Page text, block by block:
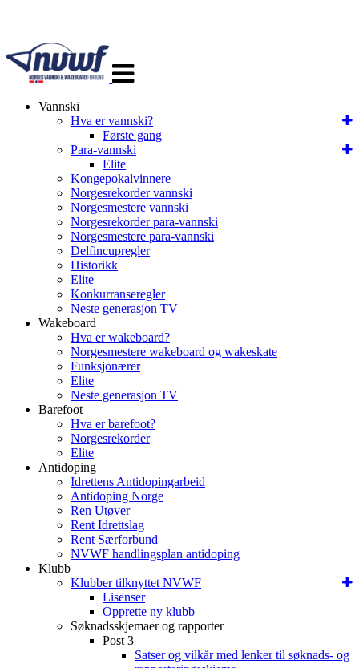
navigasjon
Vannski
Hva er vannski?
Første gang
Para-vannski
Elite
Kongepokalvinnere
Norgesrekorder vannski
Norgesmestere vannski
Norgesrekorder para-vannski
Norgesmestere para-vannski
Delfincupregler
Historikk
Elite
Konkurranseregler
Neste generasjon TV
Wakeboard
Hva er wakeboard?
Norgesmestere wakeboard og wakeskate
Funksjonærer
Elite
Neste generasjon TV
Barefoot
Hva er barefoot?
Norgesrekorder
Elite
Antidoping
Idrettens Antidopingarbeid
Antidoping Norge
Ren Utøver
Rent Idrettslag
Rent Særforbund
NVWF handlingsplan antidoping
Klubb
Klubber tilknyttet NVWF
Lisenser
Opprette ny klubb
Søknadsskjemaer og rapporter
Post 3
Satser og vilkår med lenker til søknads- og